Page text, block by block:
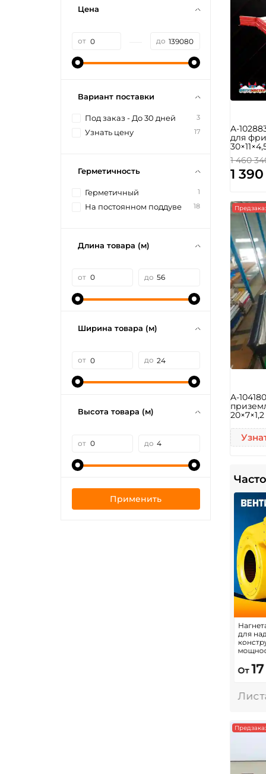
A-
для
1 460
1
A-
для
От
Цена
от до
Вариант поставки
Под заказ - До 30 дней 3
Узнать цену 17
Герметичность
Герметичный 1
На постоянном поддуве 18
Длина товара (м)
от до
Ширина товара (м)
от до
Высота товара (м)
от до
Применить